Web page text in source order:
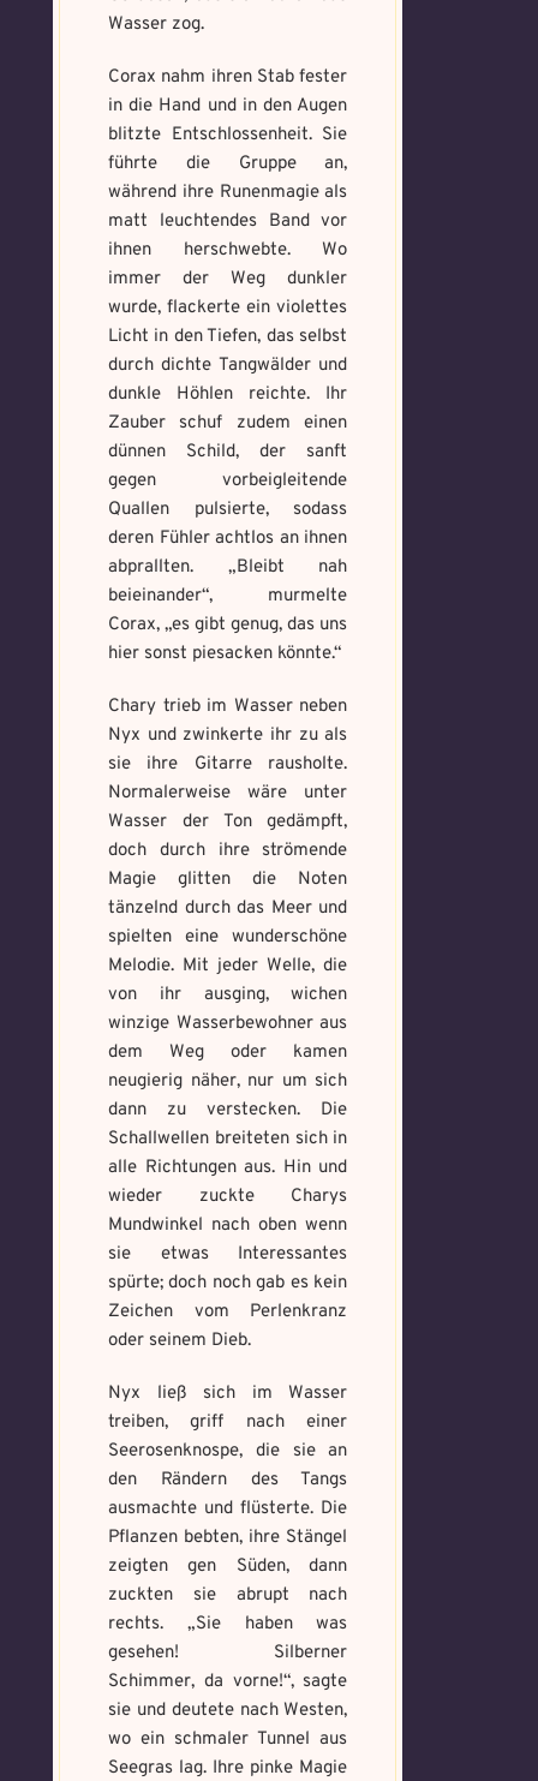
Wasser zog.
Corax nahm ihren Stab fester
in die Hand und in den Augen
blitzte Entschlossenheit. Sie
führte die Gruppe an,
während ihre Runenmagie als
matt leuchtendes Band vor
ihnen herschwebte. Wo
immer der Weg dunkler
wurde, flackerte ein violettes
Licht in den Tiefen, das selbst
durch dichte Tangwälder und
dunkle Höhlen reichte. Ihr
Zauber schuf zudem einen
dünnen Schild, der sanft
gegen vorbeigleitende
Quallen pulsierte, sodass
deren Fühler achtlos an ihnen
abprallten. „Bleibt nah
beieinander“, murmelte
Corax, „es gibt genug, das uns
hier sonst piesacken könnte.“
Chary trieb im Wasser neben
Nyx und zwinkerte ihr zu als
sie ihre Gitarre rausholte.
Normalerweise wäre unter
Wasser der Ton gedämpft,
doch durch ihre strömende
Magie glitten die Noten
tänzelnd durch das Meer und
spielten eine wunderschöne
Melodie. Mit jeder Welle, die
von ihr ausging, wichen
winzige Wasserbewohner aus
dem Weg oder kamen
neugierig näher, nur um sich
dann zu verstecken. Die
Schallwellen breiteten sich in
alle Richtungen aus. Hin und
wieder zuckte Charys
Mundwinkel nach oben wenn
sie etwas Interessantes
spürte; doch noch gab es kein
Zeichen vom Perlenkranz
oder seinem Dieb.
Nyx ließ sich im Wasser
treiben, griff nach einer
Seerosenknospe, die sie an
den Rändern des Tangs
ausmachte und flüsterte. Die
Pflanzen bebten, ihre Stängel
zeigten gen Süden, dann
zuckten sie abrupt nach
rechts. „Sie haben was
gesehen! Silberner
Schimmer, da vorne!“, sagte
sie und deutete nach Westen,
wo ein schmaler Tunnel aus
Seegras lag. Ihre pinke Magie
Schreibe eine Geschichte mit mind.
500 Zeichen.
Mandala senden
Max file size: 9.08 MB. | Allowed file
number of file: 1
Select Files
Absenden
Weitere Mandala findest du
Welches Item und für welche
Absenden